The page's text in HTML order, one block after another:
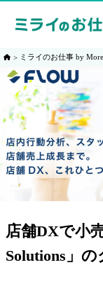
ミライのお仕事 by
店舗DXで小
Solutions」